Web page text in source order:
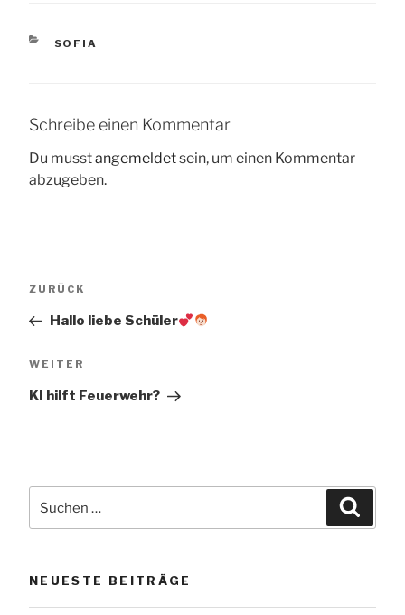
KATEGORIEN
SOFIA
Schreibe einen Kommentar
Du musstangemeldetsein, um einen Kommentar
abzugeben.
Vorheriger
ZURÜCK
Hallo liebe Schüler
Nächster
WEITER
KI hilft Feuerwehr?
nach:
NEUESTE BEITRÄGE